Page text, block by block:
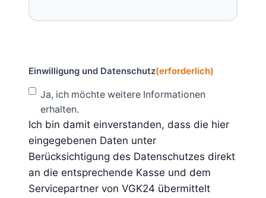
Einwilligung und Datenschutz(erforderlich)
Ja, ich möchte weitere Informationen
erhalten.
Ich bin damit einverstanden, dass die hier
eingegebenen Daten unter
Berücksichtigung des Datenschutzes direkt
an die entsprechende Kasse und dem
Servicepartner von VGK24 übermittelt